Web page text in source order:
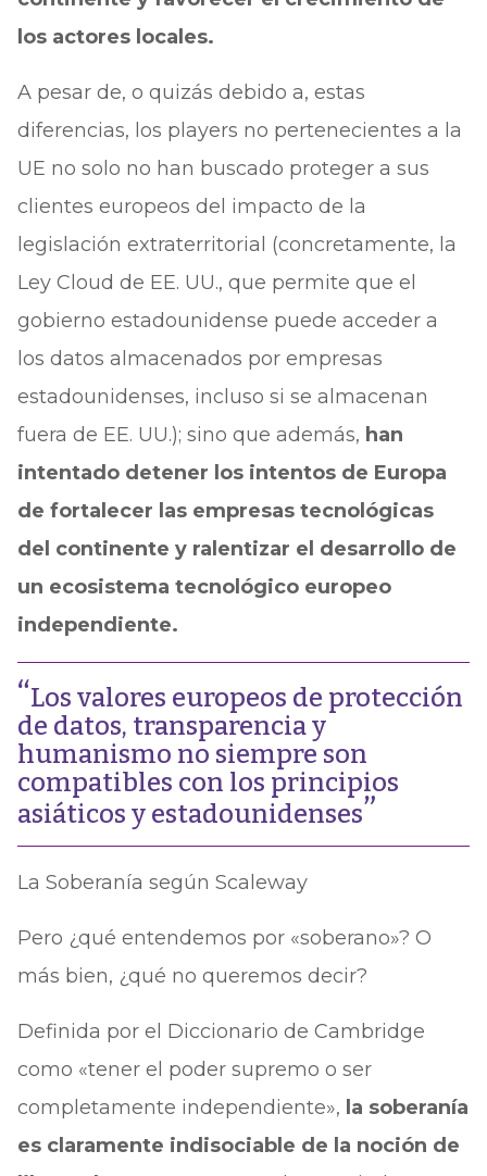
los actores locales.
A pesar de, o quizás debido a, estas
diferencias, los players no pertenecientes a la
UE no solo no han buscado proteger a sus
clientes europeos del impacto de la
legislación extraterritorial (concretamente, la
Ley Cloud de EE. UU., que permite que el
gobierno estadounidense puede acceder a
los datos almacenados por empresas
estadounidenses, incluso si se almacenan
fuera de EE. UU.); sino que además, han
intentado detener los intentos de Europa
de fortalecer las empresas tecnológicas
del continente y ralentizar el desarrollo de
un ecosistema tecnológico europeo
independiente.
Los valores europeos de protección
de datos, transparencia y
humanismo no siempre son
compatibles con los principios
asiáticos y estadounidenses
La Soberanía según Scaleway
Pero ¿qué entendemos por «soberano»? O
más bien, ¿qué no queremos decir?
Definida por el Diccionario de Cambridge
como «tener el poder supremo o ser
completamente independiente», la soberanía
es claramente indisociable de la noción de